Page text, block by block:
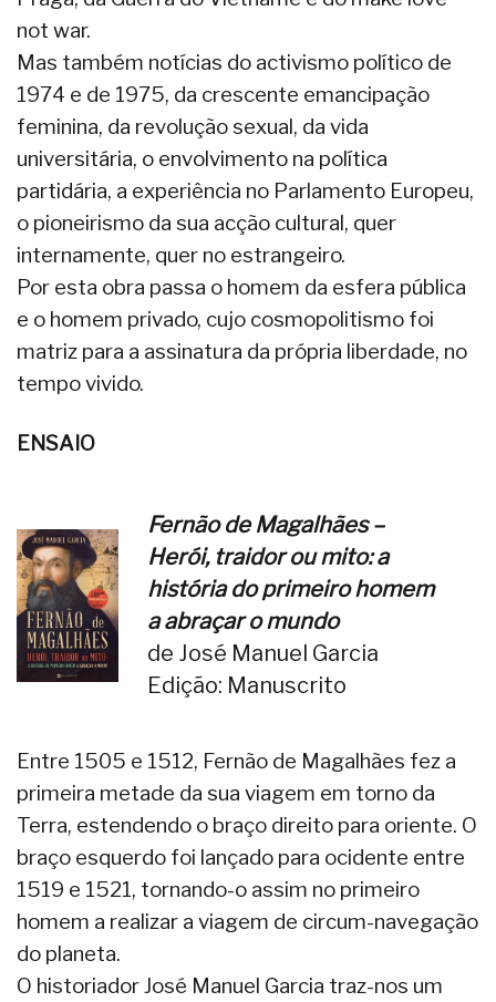
not war.
Mas também notícias do activismo político de
1974 e de 1975, da crescente emancipação
feminina, da revolução sexual, da vida
universitária, o envolvimento na política
partidária, a experiência no Parlamento Europeu,
o pioneirismo da sua acção cultural, quer
internamente, quer no estrangeiro.
Por esta obra passa o homem da esfera pública
e o homem privado, cujo cosmopolitismo foi
matriz para a assinatura da própria liberdade, no
tempo vivido.
ENSAIO
Fernão de Magalhães –
Herói, traidor ou mito: a
história do primeiro homem
a abraçar o mundo
de José Manuel Garcia
Edição: Manuscrito
Entre 1505 e 1512, Fernão de Magalhães fez a
primeira metade da sua viagem em torno da
Terra, estendendo o braço direito para oriente. O
braço esquerdo foi lançado para ocidente entre
1519 e 1521, tornando-o assim no primeiro
homem a realizar a viagem de circum-navegação
do planeta.
O historiador José Manuel Garcia traz-nos um